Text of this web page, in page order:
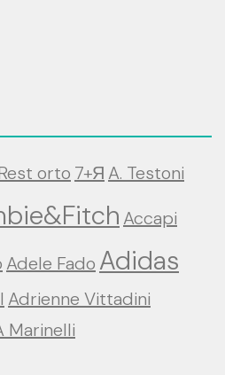
orto 7+Я A. Testoni
Accapi
Adele Fado Adidas
Adrienne Vittadini
Marinelli